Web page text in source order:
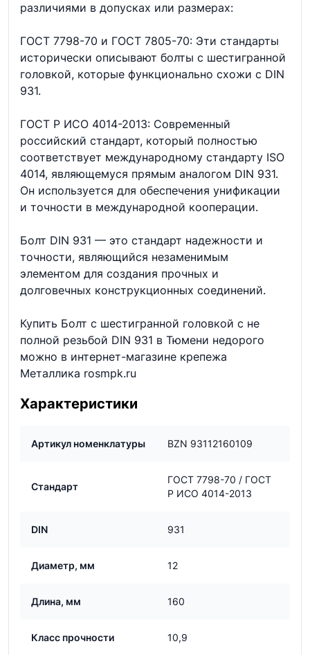
различиями в допусках или размерах:
ГОСТ 7798-70 и ГОСТ 7805-70: Эти стандарты
исторически описывают болты с шестигранной
головкой, которые функционально схожи с DIN
931.
ГОСТ Р ИСО 4014-2013: Современный
российский стандарт, который полностью
соответствует международному стандарту ISO
4014, являющемуся прямым аналогом DIN 931.
Он используется для обеспечения унификации
и точности в международной кооперации.
Болт DIN 931 — это стандарт надежности и
точности, являющийся незаменимым
элементом для создания прочных и
долговечных конструкционных соединений.
Купить Болт с шестигранной головкой с не
полной резьбой DIN 931 в Тюмени недорого
можно в интернет-магазине крепежа
Металлика rosmpk.ru
Характеристики
Артикул номенклатуры BZN 93112160109
Стандарт
ГОСТ 7798-70 / ГОСТ
Р ИСО 4014-2013
DIN 931
Диаметр, мм 12
Длина, мм 160
Класс прочности 10,9